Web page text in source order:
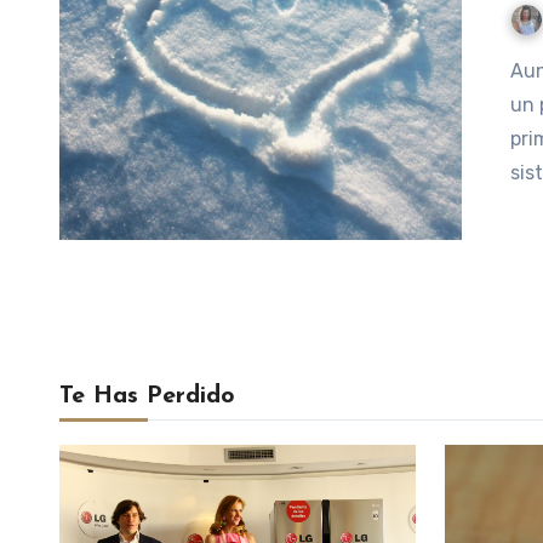
Aunque todos nos quejemos del frío y del invierno y llegue
un
Te Has Perdido